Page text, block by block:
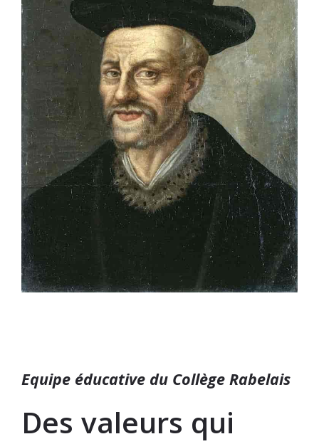
Equipe éducative du Collège Rabelais
Des valeurs qui